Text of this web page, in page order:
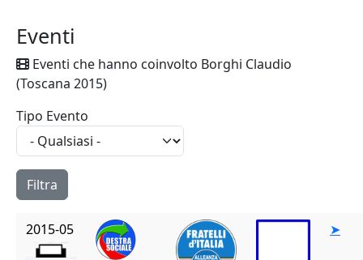
Eventi
Eventi che hanno coinvolto Borghi Claudio
(Toscana 2015)
Tipo Evento
2015-05 ➤